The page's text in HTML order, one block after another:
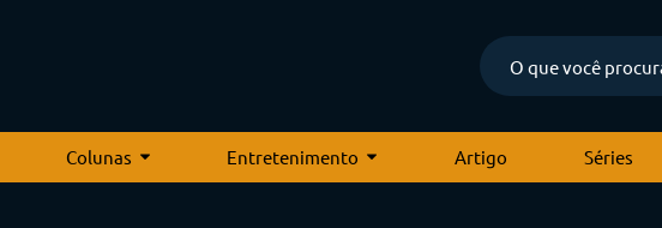
Colunas Entretenimento Artigo Séries